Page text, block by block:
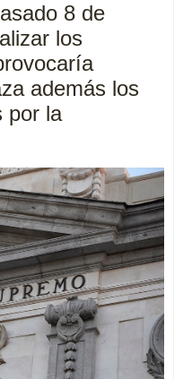
8 de
los
además los
por la